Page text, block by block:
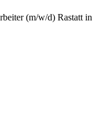
(m/w/d) Rastatt in